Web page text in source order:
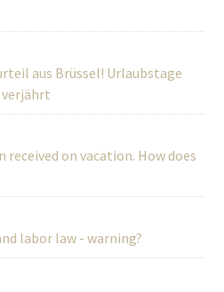
aus Brüssel! Urlaubstage
verjährt
received on vacation. How does
labor law - warning?